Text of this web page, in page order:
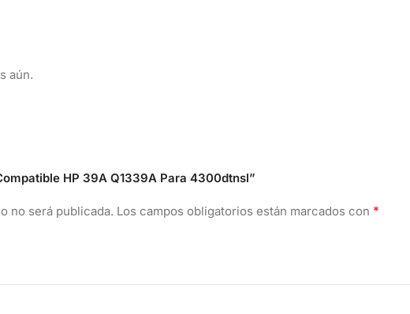
aún.
HP 39A Q1339A Para 4300dtnsl”
no será publicada. Los campos obligatorios están marcados con *